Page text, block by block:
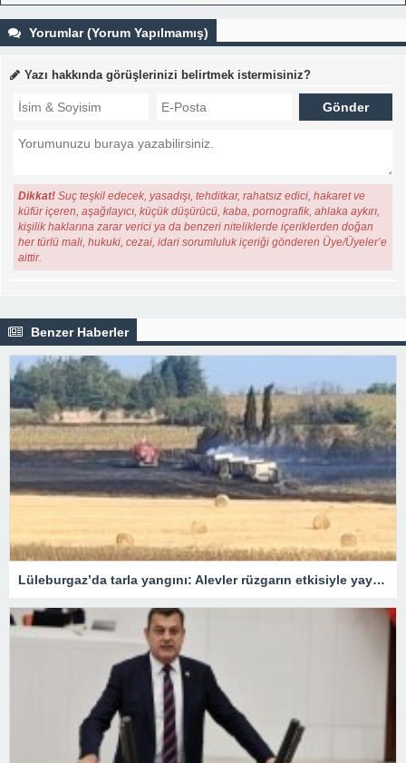
Yorumlar (Yorum Yapılmamış)
Yazı hakkında görüşlerinizi belirtmek istermisiniz?
Dikkat! Suç teşkil edecek, yasadışı, tehditkar, rahatsız edici, hakaret ve
küfür içeren, aşağılayıcı, küçük düşürücü, kaba, pornografik, ahlaka aykırı,
kişilik haklarına zarar verici ya da benzeri niteliklerde içeriklerden doğan
her türlü mali, hukuki, cezai, idari sorumluluk içeriği gönderen Üye/Üyeler’e
aittir.
Benzer Haberler
Lüleburgaz’da tarla yangını: Alevler rüzgarın etkisiyle yayıldı